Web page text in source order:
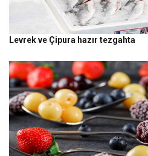
Levrek ve Çipura hazır tezgahta